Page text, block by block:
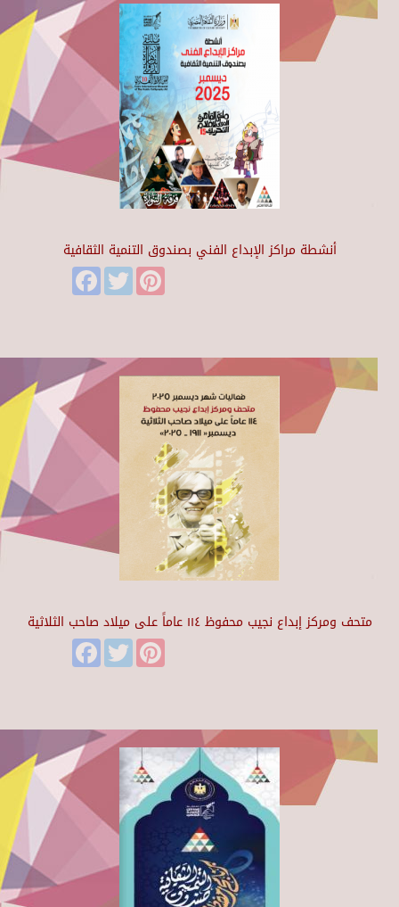
أنشطة مراكز الإبداع الفني بصندوق التنمية الثقافية
FacebookTwitter
متحف ومركز إبداع نجيب محفوظ ١١٤ عاماً على ميلاد صاحب الثلاثية
FacebookTwitter